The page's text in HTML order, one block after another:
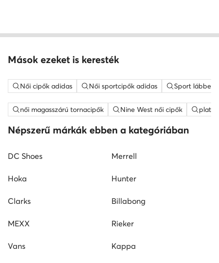
Mások ezeket is keresték
Női cipők adidas Női sportcipők adidas Sport lábbelik
női magasszárú tornacipők Nine West női cipők
Népszerű márkák ebben a kategóriában
DC Shoes Merrell
Hoka Hunter
Clarks Billabong
MEXX Rieker
Vans Kappa